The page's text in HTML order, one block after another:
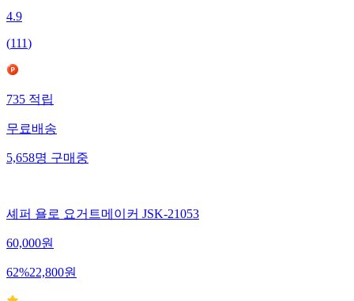
4.9
(111)
735적립
무료배송
5,658명구매중
셰퍼 욜로 요거트메이커 JSK-21053
60,000원
62%22,800원